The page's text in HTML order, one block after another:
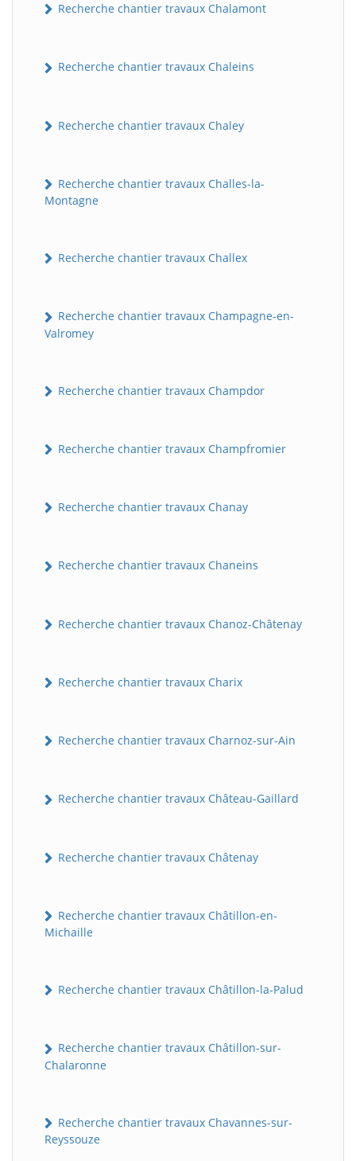
Recherche chantier travaux Chalamont
Recherche chantier travaux Chaleins
Recherche chantier travaux Chaley
Recherche chantier travaux Challes-la-
Montagne
Recherche chantier travaux Challex
Recherche chantier travaux Champagne-en-
Valromey
Recherche chantier travaux Champdor
Recherche chantier travaux Champfromier
Recherche chantier travaux Chanay
Recherche chantier travaux Chaneins
Recherche chantier travaux Chanoz-Châtenay
Recherche chantier travaux Charix
Recherche chantier travaux Charnoz-sur-Ain
Recherche chantier travaux Château-Gaillard
Recherche chantier travaux Châtenay
Recherche chantier travaux Châtillon-en-
Michaille
Recherche chantier travaux Châtillon-la-Palud
Recherche chantier travaux Châtillon-sur-
Chalaronne
Recherche chantier travaux Chavannes-sur-
Reyssouze
BatiWebPro